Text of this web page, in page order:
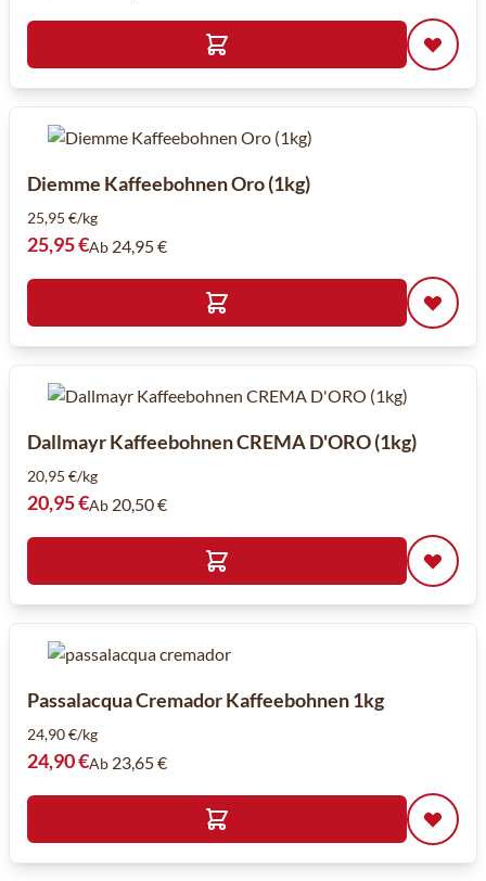
Diemme Kaffeebohnen Oro (1kg)
25,95 €/kg
25,95 €Ab 24,95 €
Dallmayr Kaffeebohnen CREMA D'ORO (1kg)
20,95 €/kg
20,95 €Ab 20,50 €
Passalacqua Cremador Kaffeebohnen 1kg
24,90 €/kg
24,90 €Ab 23,65 €